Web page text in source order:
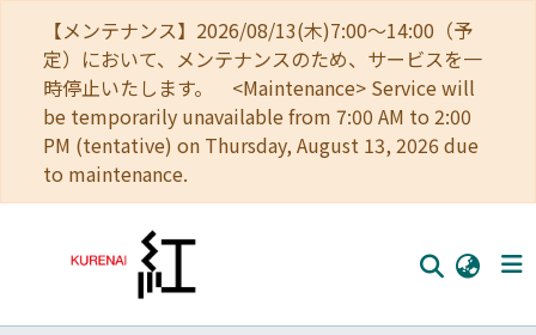
【メンテナンス】2026/08/13(木)7:00～14:00（予
定）において、メンテナンスのため、サービスを一
時停止いたします。 <Maintenance> Service will
be temporarily unavailable from 7:00 AM to 2:00
PM (tentative) on Thursday, August 13, 2026 due
to maintenance.